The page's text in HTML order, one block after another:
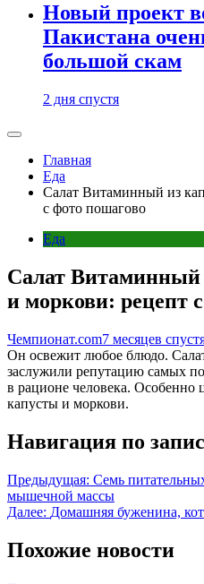
Новый проект
Пакистана
большой скам
2 дня спустя
Главная
Еда
Салат Витаминный из
с фото пошагово
Еда
Салат Витаминный
и моркови: рецепт
Чемпионат.com7 месяцев
Он освежит любое блюдо.
заслужили репутацию самых
в рационе человека. Особенно
капусты и моркови.
Навигация по
Предыдущая: Семь
мышечной массы
Далее: Домашняя буженина,
Похожие новости